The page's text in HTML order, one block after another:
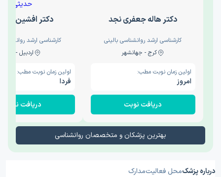
دکتر هاله جعفری نجد
کارشناسی ارشد روانشناسی بالینی
کرج - جهانشهر
اولین زمان نوبت مطب:
امروز
دریافت نوبت
دکتر افشین
کارشناسی ارشد
اردبیل - والی
اولین زمان نوبت مطب:
فردا
دریافت نوبت
بهترین پزشکان و متخصصان روانشناسی
درباره پزشکمحل فعالیتمدارک